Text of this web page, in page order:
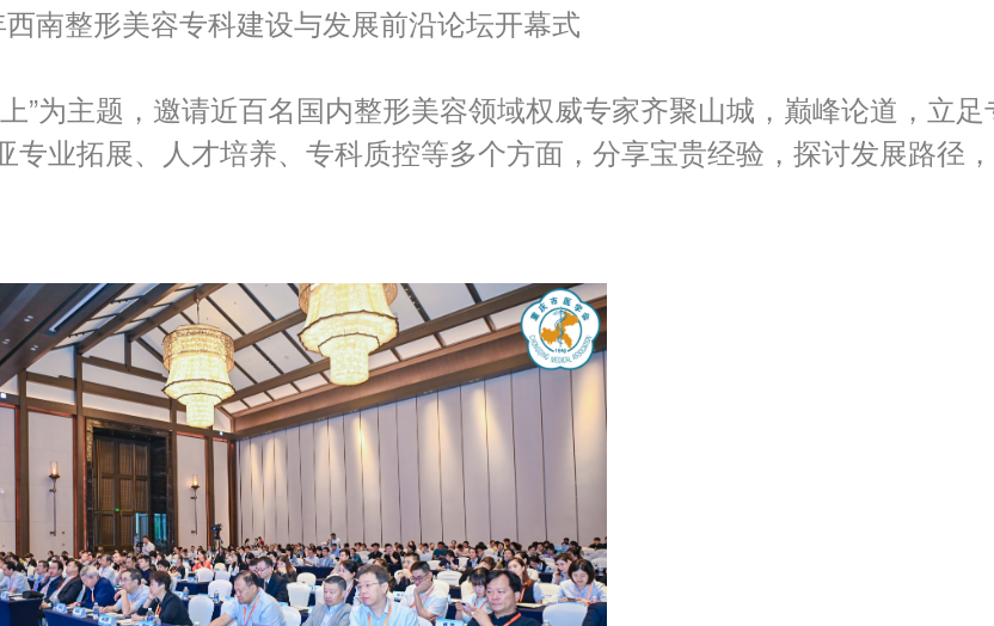
南整形美容专科建设与发展前沿论坛开幕式
”为主题，邀请近百名国内整形美容领域权威专家齐聚山城，巅峰论道，立足
业拓展、人才培养、专科质控等多个方面，分享宝贵经验，探讨发展路径